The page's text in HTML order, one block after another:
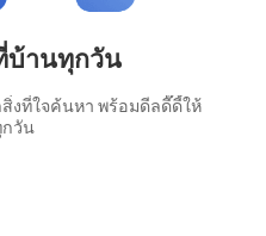
านทุกวัน
งที่ใจค้นหา พร้อมดีลดี๊ดี้ให้
วัน